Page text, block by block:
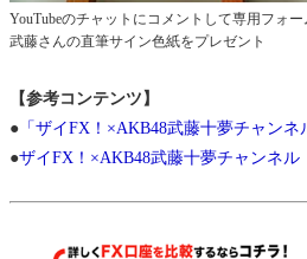
YouTubeのチャットにコメントして専用フォ
武藤さんの直筆サイン色紙をプレゼント
【参考コンテンツ】
● 「ザイFX！×AKB48武藤十夢チャンネ
●ザイFX！×AKB48武藤十夢チャンネル